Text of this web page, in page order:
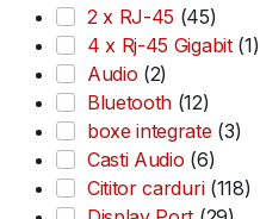
2 x RJ-45 (45)
4 x Rj-45 Gigabit (1)
Audio (2)
Bluetooth (12)
boxe integrate (3)
Casti Audio (6)
Cititor carduri (118)